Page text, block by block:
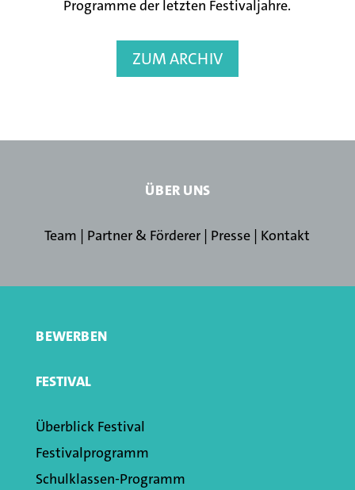
Programme der letzten Festivaljahre.
ZUM ARCHIV
ÜBER UNS
Team | Partner & Förderer | Presse | Kontakt
BEWERBEN
FESTIVAL
Überblick Festival
Festivalprogramm
Schulklassen­-Programm